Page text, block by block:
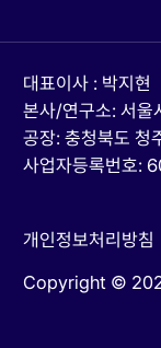
대표이사 : 박지현
본사/연구소: 서울
공장: 충청북도 청
사업자등록번호:
개인정보처리방침
Copyright ©